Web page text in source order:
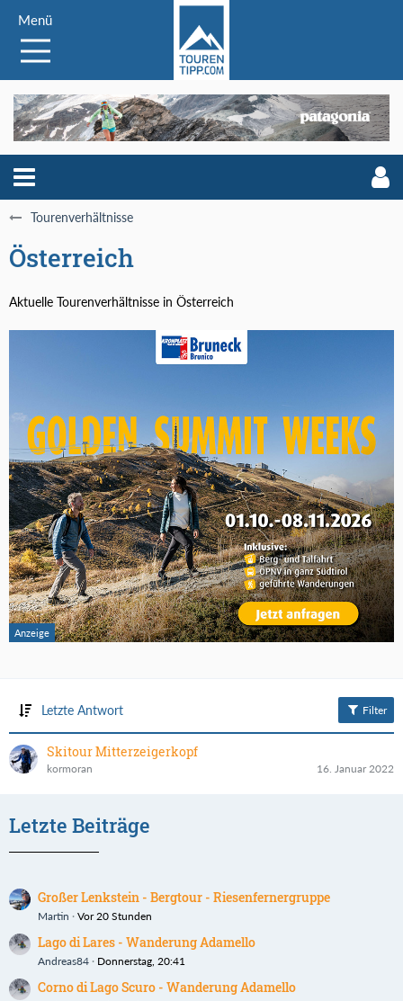
Menü
Tourenverhältnisse
Österreich
Aktuelle Tourenverhältnisse in Österreich
Letzte Antwort Filter
Skitour Mitterzeigerkopf
kormoran 16. Januar 2022
Letzte Beiträge
Großer Lenkstein - Bergtour - Riesenfernergruppe
Martin Vor 20 Stunden
Lago di Lares - Wanderung Adamello
Andreas84 Donnerstag, 20:41
Corno di Lago Scuro - Wanderung Adamello